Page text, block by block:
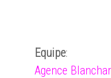
Equipe:
Agence